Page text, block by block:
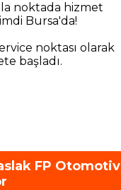
noktada hizmet
Bursa'da!
noktası olarak
başladı.
FP Otomotiv